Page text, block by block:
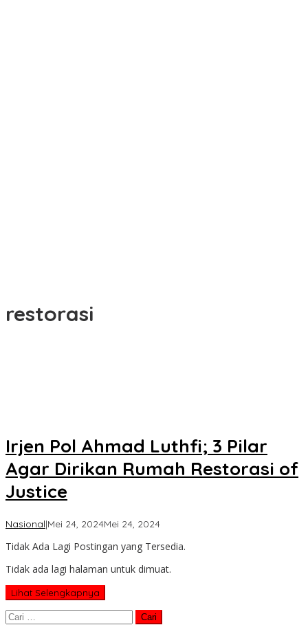
restorasi
Irjen Pol Ahmad Luthfi; 3 Pilar
Agar Dirikan Rumah Restorasi of
Justice
Nasional|Mei 24, 2024Mei 24, 2024oleh
KPK
Tidak Ada Lagi Postingan yang Tersedia.
Tidak ada lagi halaman untuk dimuat.
Lihat Selengkapnya
Cari
untuk: